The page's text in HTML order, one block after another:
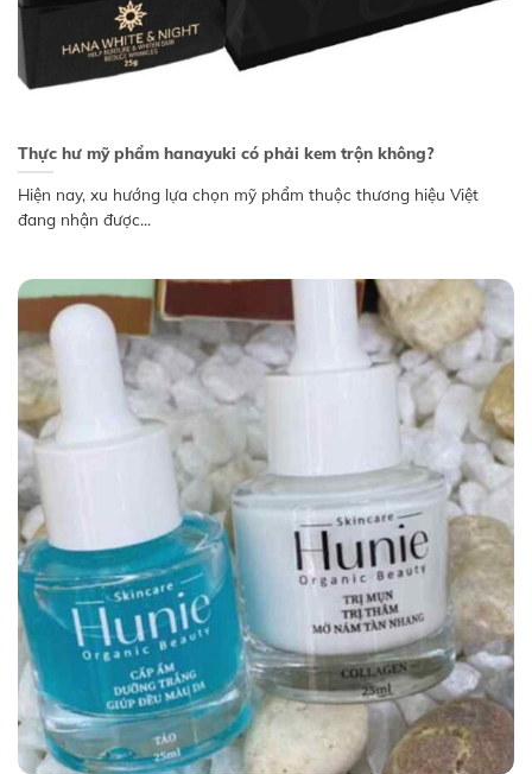
Thực hư mỹ phẩm hanayuki có phải kem trộn không?
Hiện nay, xu hướng lựa chọn mỹ phẩm thuộc thương hiệu Việt
đang nhận được...